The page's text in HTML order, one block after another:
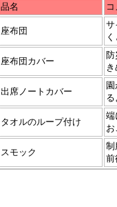
品名
座布団
サ
座布団カバー
出席ノートカバー
タオルのループ付け
端
スモック
制
前